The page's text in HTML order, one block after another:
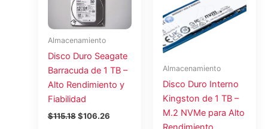
Almacenamiento
Disco Duro Seagate
Barracuda de 1 TB –
Alto Rendimiento y
Fiabilidad
$115.18
$115.18.
$106.26
Almacenamiento
Disco Duro Interno
Kingston de 1 TB –
M.2 NVMe para Alto
$236.62.$218.30.